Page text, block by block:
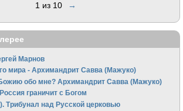
1 из 10 →
Марнов
мира - Архимандрит Савва (Мажуко)
обо мне? Архимандрит Савва (Мажуко)
граничит с Богом
Трибунал над Русской церковью